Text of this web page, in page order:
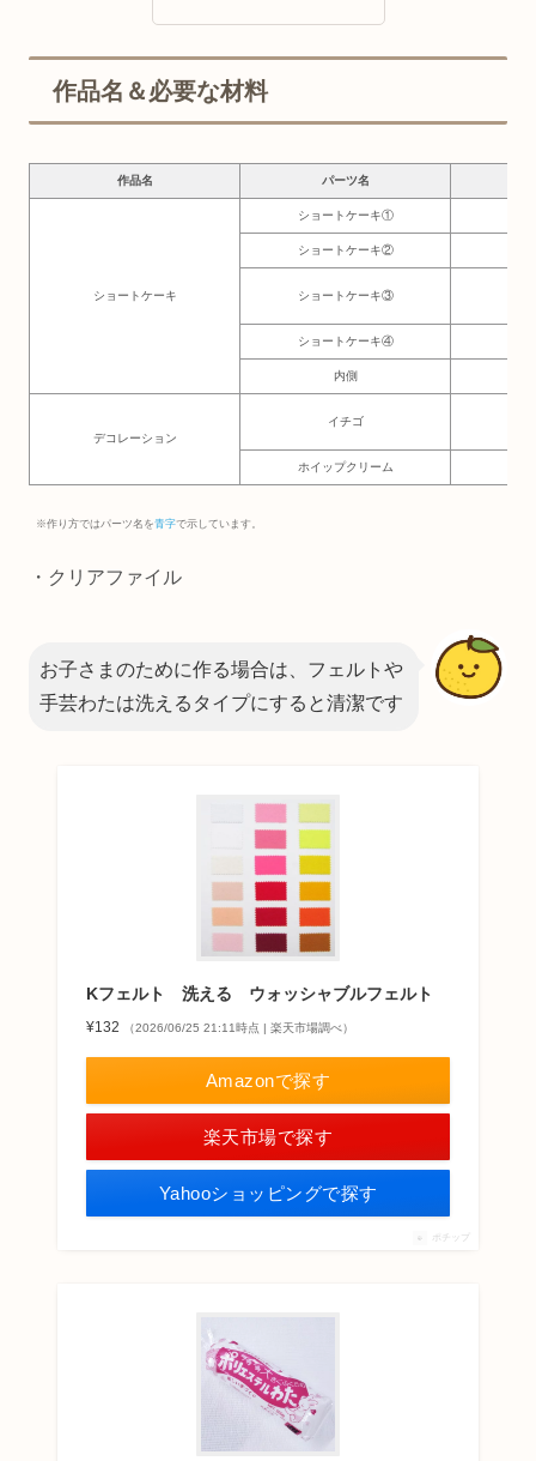
作品名＆必要な材料
作品名 パーツ名
ショートケーキ
ショートケーキ①
ショートケーキ②
ショートケーキ③
ショートケーキ④
内側
デコレーション
イチゴ
ホイップクリーム
※作り方ではパーツ名を青字で示しています。
・クリアファイル
お子さまのために作る場合は、フェルトや
手芸わたは洗えるタイプにすると清潔です
Kフェルト 洗える ウォッシャブルフェルト
¥132 （2026/06/25 21:11時点 | 楽天市場調べ）
Amazonで探す
楽天市場で探す
Yahooショッピングで探す
ポチップ